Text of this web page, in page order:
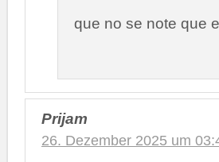
que no se note que
Prijam
26. Dezember 2025 um